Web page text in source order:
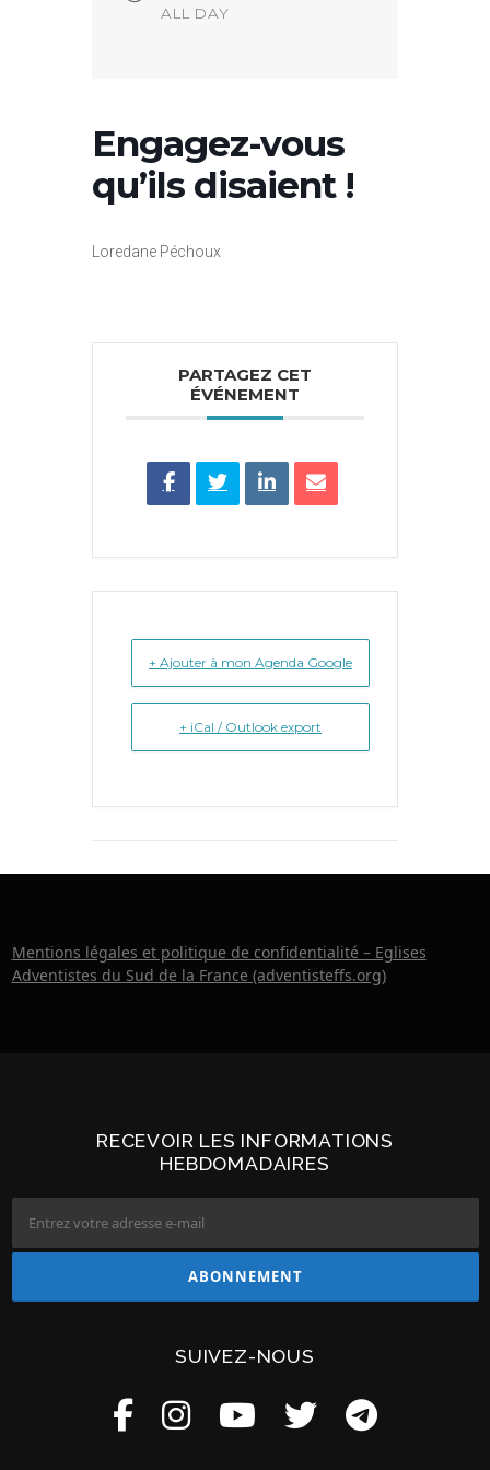
ALL DAY
Engagez-vous
qu’ils disaient !
Loredane Péchoux
PARTAGEZ CET
ÉVÉNEMENT
+ Ajouter à mon Agenda Google
+ iCal / Outlook export
Mentions légales et politique de confidentialité – Eglises
Adventistes du Sud de la France (adventisteffs.org)
RECEVOIR LES INFORMATIONS
HEBDOMADAIRES
SUIVEZ-NOUS